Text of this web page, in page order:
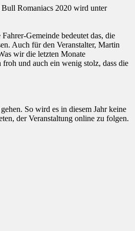
Romaniacs 2020 wird unter
Gemeinde bedeutet das, die
Auch für den Veranstalter, Martin
wir die letzten Monate
und auch ein wenig stolz, dass die
So wird es in diesem Jahr keine
der Veranstaltung online zu folgen.